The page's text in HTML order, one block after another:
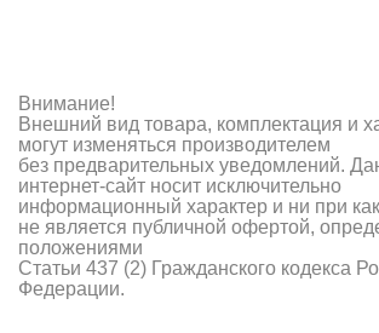
Зарядные устройства и блоки питания
Двигатели
Технические жидкости
Инструмент,измерительные
Внимание!
Внешний вид товара, комплектация и
могут изменяться производителем
без предварительных уведомлений.
интернет-сайт носит исключительно
информационный характер и ни при
не является публичной офертой,
положениями
Статьи 437 (2) Гражданского кодекса
Федерации.